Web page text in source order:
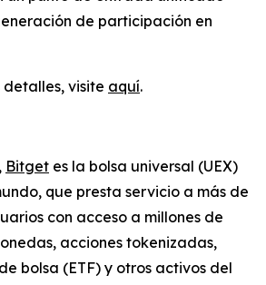
de participación en
visite aquí.
Bitget es la bolsa universal (UEX)
que presta servicio a más de
con acceso a millones de
acciones tokenizadas,
bolsa (ETF) y otros activos del